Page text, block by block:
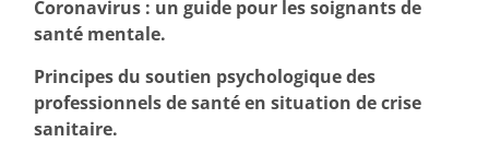
Coronavirus : un guide pour les soignants de
santé mentale.
Principes du soutien psychologique des
professionnels de santé en situation de crise
sanitaire.